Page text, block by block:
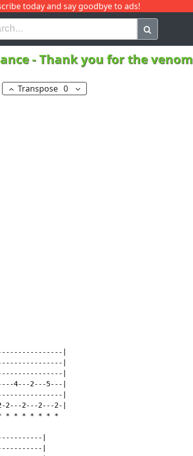
today and say goodbye to ads!
J Q
-Thank you for the venom
Transpose 0
|
|
|
4---2---5---|
|
2---2---2-|
* * * * * * *
|
|